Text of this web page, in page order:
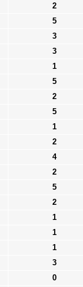
2
5
3
3
1
5
2
5
1
2
4
2
5
2
1
1
1
3
0